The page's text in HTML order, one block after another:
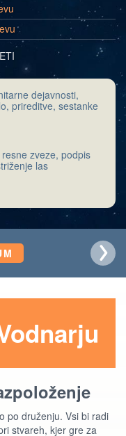
dejavnosti,
prireditve, sestanke
zveze, podpis
las
po druženju. Vsi bi radi
stvareh, kjer gre za